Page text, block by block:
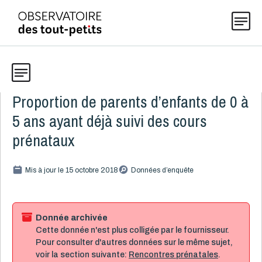
Thématiques
Explorer les données 0-5
Publications
Actualités
À propos
Données
Caractéristiques de la famille
Démographie
Développement
Proportion de parents d’enfants de 0 à
5 ans ayant déjà suivi des cours
prénataux
Mis à jour le 15 octobre 2018 Données d’enquête
Donnée archivée
Cette donnée n'est plus colligée par le fournisseur.
Pour consulter d'autres données sur le même sujet,
voir la section suivante: Rencontres prénatales.